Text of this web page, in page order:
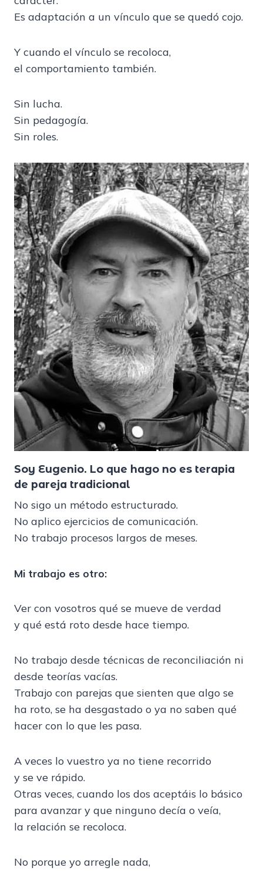
Es adaptación a un vínculo que se quedó cojo.
Y cuando el vínculo se recoloca,
el comportamiento también.
Sin lucha.
Sin pedagogía.
Sin roles.
Soy Eugenio. Lo que hago no es terapia
de pareja tradicional
No sigo un método estructurado.
No aplico ejercicios de comunicación.
No trabajo procesos largos de meses.
Mi trabajo es otro:
Ver con vosotros qué se mueve de verdad
y qué está roto desde hace tiempo.
No trabajo desde técnicas de reconciliación ni
desde teorías vacías.
Trabajo con parejas que sienten que algo se
ha roto, se ha desgastado o ya no saben qué
hacer con lo que les pasa.
A veces lo vuestro ya no tiene recorrido
y se ve rápido.
Otras veces, cuando los dos aceptáis lo básico
para avanzar y que ninguno decía o veía,
la relación se recoloca.
No porque yo arregle nada,